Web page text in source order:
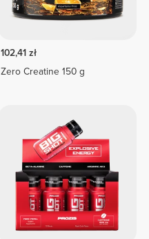
102,41 zł
Zero Creatine 150 g